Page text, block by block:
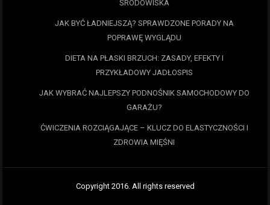
ŚRODOWISKA
JAK BYĆ ŁADNIEJSZĄ? SPRAWDZONE PORADY NA
POPRAWĘ WYGLĄDU
DIETA NA PŁASKI BRZUCH: ZASADY, EFEKTY I
PRZYKŁADOWY JADŁOSPIS
JAK WYBRAĆ NAJLEPSZY PODNOŚNIK SAMOCHODOWY DO
GARAŻU?
ĆWICZENIA ROZCIĄGAJĄCE – KLUCZ DO ELASTYCZNOŚCI I
ZDROWIA MIĘŚNI
Copyright 2016. All rights reserved